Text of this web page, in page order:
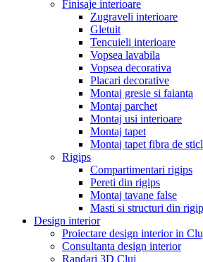
Finisaje interioare
Zugraveli interioare
Gletuit
Tencuieli interioare
Vopsea lavabila
Vopsea decorativa
Placari decorative
Montaj gresie si faianta
Montaj parchet
Montaj usi interioare
Montaj tapet
Montaj tapet fibra de
Rigips
Compartimentari rigips
Pereti din rigips
Montaj tavane false
Masti si structuri din
Design interior
Proiectare design interior in
Consultanta design interior
Randari 3D Cluj